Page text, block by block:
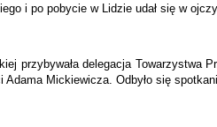
i po pobycie w Lidzie udał się w
przybywała delegacja
Adama Mickiewicza. Odbyło się